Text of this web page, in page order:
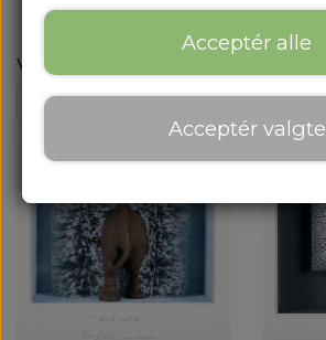
Varer
Acceptér alle
Acceptér valgte